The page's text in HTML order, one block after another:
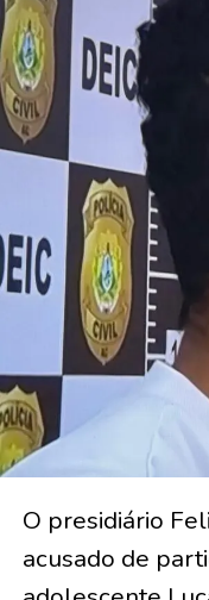
O presidiário
acusado de